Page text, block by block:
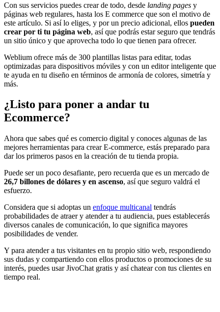
Con sus servicios puedes crear de todo, desde landing pages y
páginas web regulares, hasta los E commerce que son el motivo de
este artículo. Si así lo eliges, y por un precio adicional, ellos pueden
crear por ti tu página web, así que podrás estar seguro que tendrás
un sitio único y que aprovecha todo lo que tienen para ofrecer.
Weblium ofrece más de 300 plantillas listas para editar, todas
optimizadas para dispositivos móviles y con un editor inteligente que
te ayuda en tu diseño en términos de armonía de colores, simetría y
más.
¿Listo para poner a andar tu
Ecommerce?
Ahora que sabes qué es comercio digital y conoces algunas de las
mejores herramientas para crear E-commerce, estás preparado para
dar los primeros pasos en la creación de tu tienda propia.
Puede ser un poco desafiante, pero recuerda que es un mercado de
26,7 billones de dólares y en ascenso, así que seguro valdrá el
esfuerzo.
Considera que si adoptas un enfoque multicanal tendrás
probabilidades de atraer y atender a tu audiencia, pues establecerás
diversos canales de comunicación, lo que significa mayores
posibilidades de vender.
Y para atender a tus visitantes en tu propio sitio web, respondiendo
sus dudas y compartiendo con ellos productos o promociones de su
interés, puedes usar JivoChat gratis y así chatear con tus clientes en
tiempo real.